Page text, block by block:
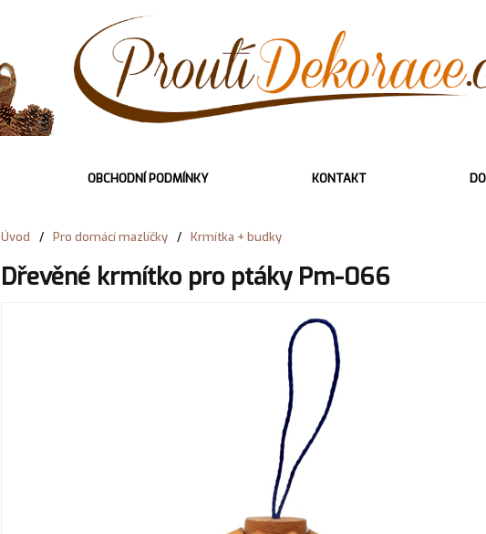
OBCHODNÍ PODMÍNKY KONTAKT
Úvod / Pro domácí mazlíčky / Krmítka + budky
Dřevěné krmítko pro ptáky Pm-066